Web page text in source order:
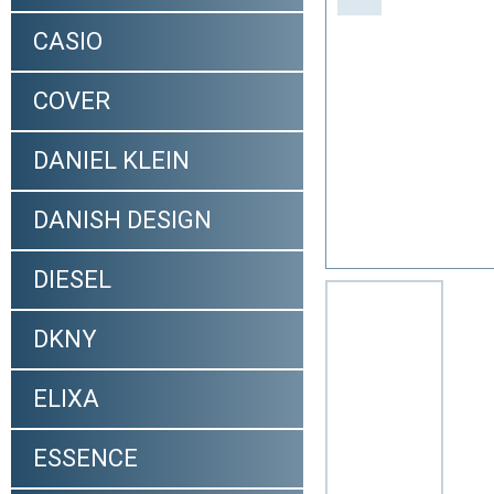
CASIO
COVER
DANIEL KLEIN
DANISH DESIGN
DIESEL
DKNY
ELIXA
ESSENCE